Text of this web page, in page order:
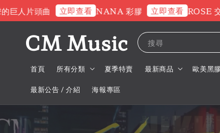
頭曲 立即查看 NANA 彩膠 立即查看 ROSE 交通卡
CM Music 搜尋
首頁 所有分類 夏季特賣 最新商品 歐美黑
最新公告 / 介紹 海報專區